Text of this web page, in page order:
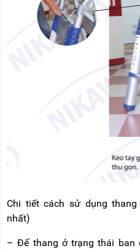
Chi tiết cách sử dụng
nhất)
– Để thang ở trạng thái ban